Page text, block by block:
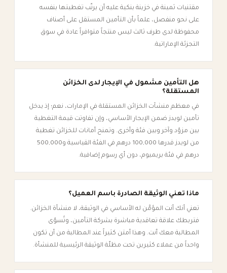
مقتنيات ثمينة في خزينة بنكية عليه أن يرتّب تغطيتها بنفسه
على نحو منفصل، علماً بأن التأمين المستقل على أصناف
محفوظة لدى طرف ثالث ليس منتجاً متوافراً عادة في سوق
التجزئة الإماراتية.
هل التأمين مشمول في الإيجار لدى الخزائن
المستقلة؟
في معظم منشآت الخزائن المستقلة في الإمارات، نعم؛ إذ يدخل
تأمين لويدز ضمن الإيجار الأساسي، وإن تفاوتت قيمة التغطية
بين مزوّد وآخر وبين فئة وأخرى. وتمنح أمانات للخزائن تغطية
من لويدز قدرها 100,000 درهم في الفئة القياسية و500,000
درهم في فئة بريميوم، دون أي رسوم إضافية.
ماذا تعني الوثيقة الصادرة باسم العميل؟
تعني أنك أنت المؤمَّن له الأساسي في الوثيقة، لا منشأة الخزائن.
فتربطك علاقة تعاقدية مباشرة بشركة التأمين، وتُسوّى
المطالبة معك أنت. وهذا أمتن كثيراً عند المطالبة من أن تكون
واحداً من عملاء كثيرين تحت مظلّة الوثيقة الرئيسية للمنشأة.